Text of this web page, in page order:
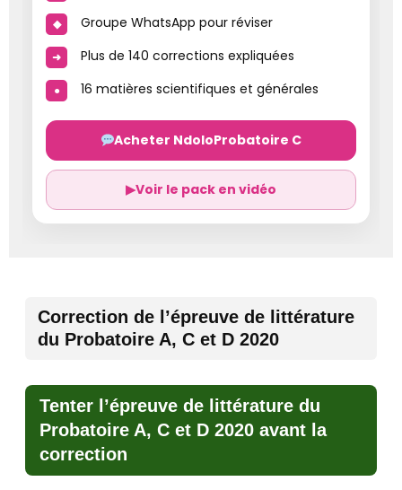
Groupe WhatsApp pour réviser
Plus de 140 corrections expliquées
16 matières scientifiques et générales
Acheter NdoloProbatoire C
▶Voir le pack en vidéo
Correction de l’épreuve de littérature
du Probatoire A, C et D 2020
Tenter l’épreuve de littérature du
Probatoire A, C et D 2020 avant la
correction